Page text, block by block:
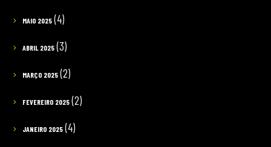
MAIO 2025(4)
ABRIL 2025(3)
MARÇO 2025(2)
FEVEREIRO 2025(2)
JANEIRO 2025(4)